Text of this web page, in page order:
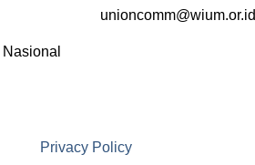
unioncomm@wium.or.id
Privacy Policy